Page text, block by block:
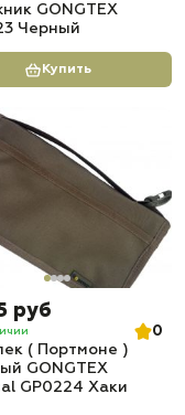
GONGTEX
Черный
Купить
руб
0
( Портмоне )
GONGTEX
GP0224 Хаки